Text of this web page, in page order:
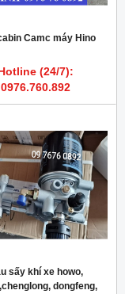
Camc máy Hino
Hotline (24/7):
0976.760.892
sấy khí xe howo,
dongfeng,